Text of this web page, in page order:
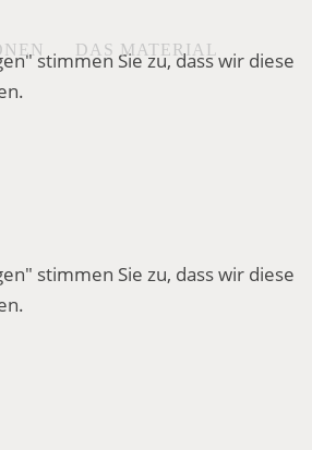
stimmen Sie zu, dass wir diese
stimmen Sie zu, dass wir diese
DAS MATERIAL